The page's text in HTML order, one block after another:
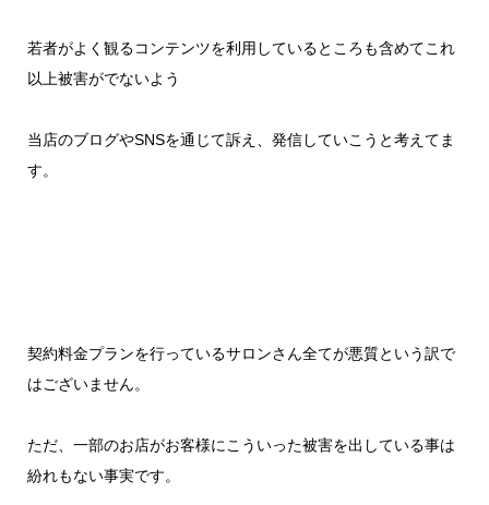
若者がよく観るコンテンツを利用しているところも含めてこれ
以上被害がでないよう
当店のブログやSNSを通じて訴え、発信していこうと考えてま
す。
契約料金プランを行っているサロンさん全てが悪質という訳で
はございません。
ただ、一部のお店がお客様にこういった被害を出している事は
紛れもない事実です。